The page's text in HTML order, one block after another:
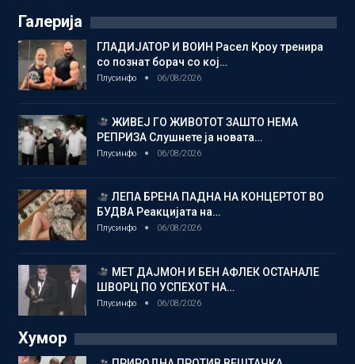
Галерија
ГЛАДИЈАТОР И ВОИН Расел Кроу тренира
со познат борач со кој…
Плусинфо 06/08/2026
ЖИВЕЈ ГО ЖИВОТОТ ЗАШТО НЕМА
РЕПРИЗА Слушнете ја новата…
Плусинфо 06/08/2026
ЛЕПА БРЕНА ПАДНА НА КОНЦЕРТОТ ВО
БУДВА Реакцијата на…
Плусинфо 06/08/2026
МЕТ ДАЈМОН И БЕН АФЛЕК ОСТАНАЛЕ
ШВОРЦ ПО УСПЕХОТ НА…
Плусинфо 06/08/2026
Хумор